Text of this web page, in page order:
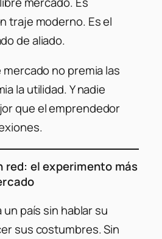
traje moderno. Es el
de aliado.
no premia las
la utilidad. Y nadie
que el emprendedor
red: el experimento más
país sin hablar su
sus costumbres. Sin